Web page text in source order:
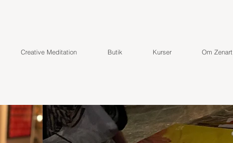
Creative Meditation Butik Kurser Om Zenart